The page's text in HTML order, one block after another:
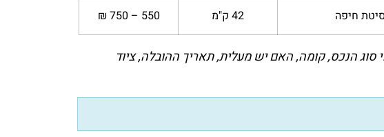
חיפה 42 ק"מ 550 – 750 ₪
סוג הנכס, קומה, האם יש מעלית, תאריך ההובלה, ציוד